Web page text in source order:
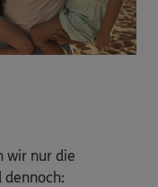
wir nur die
dennoch: